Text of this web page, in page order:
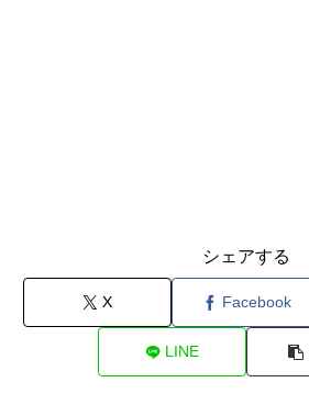
シェアする
X Facebook
LINE